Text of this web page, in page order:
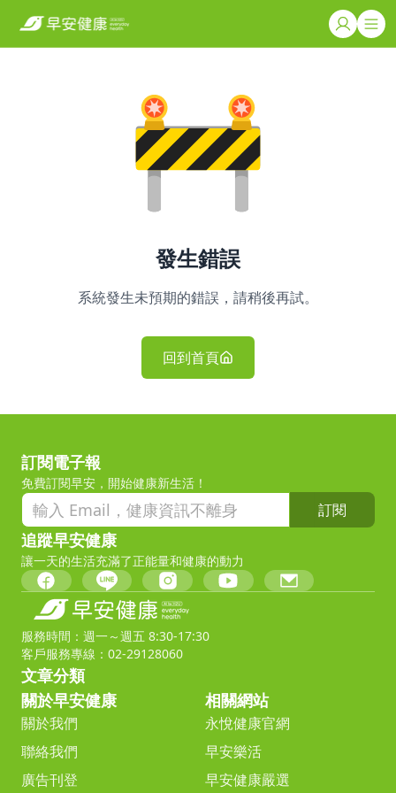
發生錯誤
系統發生未預期的錯誤，請稍後再試。
回到首頁
訂閱電子報
免費訂閱早安，開始健康新生活！
訂閱
追蹤早安健康
讓一天的生活充滿了正能量和健康的動力
服務時間：週一～週五 8:30-17:30
客戶服務專線：02-29128060
文章分類
關於早安健康
關於我們
聯絡我們
廣告刊登
相關網站
永悅健康官網
早安樂活
早安健康嚴選